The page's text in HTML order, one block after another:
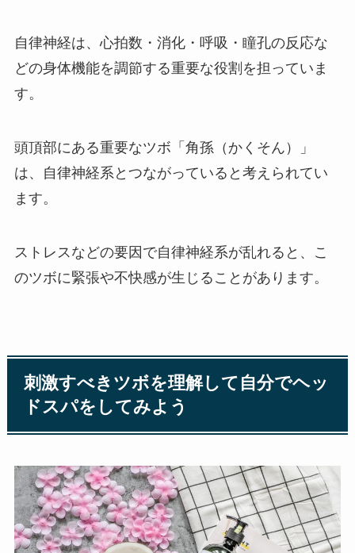
自律神経は、心拍数・消化・呼吸・瞳孔の反応な
どの身体機能を調節する重要な役割を担っていま
す。
頭頂部にある重要なツボ「角孫（かくそん）」
は、自律神経系とつながっていると考えられてい
ます。
ストレスなどの要因で自律神経系が乱れると、こ
のツボに緊張や不快感が生じることがあります。
刺激すべきツボを理解して自分でヘッ
ドスパをしてみよう